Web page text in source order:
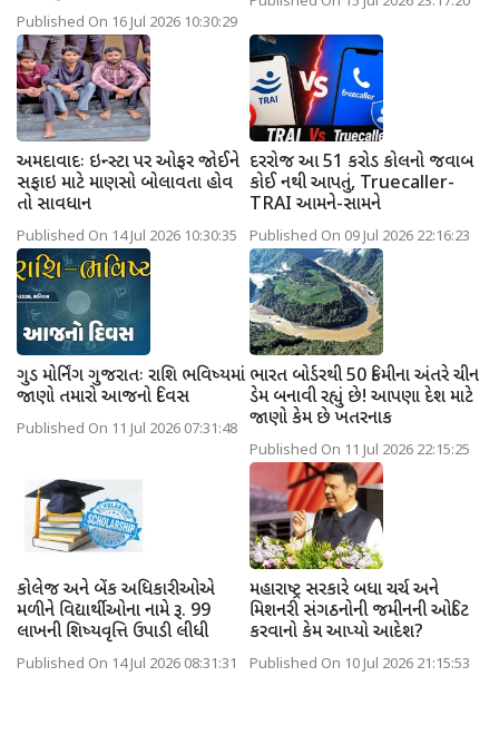
Published On 16 Jul 2026 10:30:29
અમદાવાદઃ ઇન્સ્ટા પર ઓફર જોઈને
સફાઇ માટે માણસો બોલાવતા હોવ
તો સાવધાન
Published On 14 Jul 2026 10:30:35
દરરોજ આ 51 કરોડ કોલનો જવાબ
કોઈ નથી આપતું, Truecaller-
TRAI આમને-સામને
Published On 09 Jul 2026 22:16:23
ગુડ મોર્નિંગ ગુજરાતઃ રાશિ ભવિષ્યમાં
જાણો તમારો આજનો દિવસ
Published On 11 Jul 2026 07:31:48
ભારત બોર્ડરથી 50 કિમીના અંતરે ચીન
ડેમ બનાવી રહ્યું છે! આપણા દેશ માટે
જાણો કેમ છે ખતરનાક
Published On 11 Jul 2026 22:15:25
કોલેજ અને બેંક અધિકારીઓએ
મળીને વિદ્યાર્થીઓના નામે રૂ. 99
લાખની શિષ્યવૃત્તિ ઉપાડી લીધી
Published On 14 Jul 2026 08:31:31
મહારાષ્ટ્ર સરકારે બધા ચર્ચ અને
મિશનરી સંગઠનોની જમીનની ઓડિટ
કરવાનો કેમ આપ્યો આદેશ?
Published On 10 Jul 2026 21:15:53